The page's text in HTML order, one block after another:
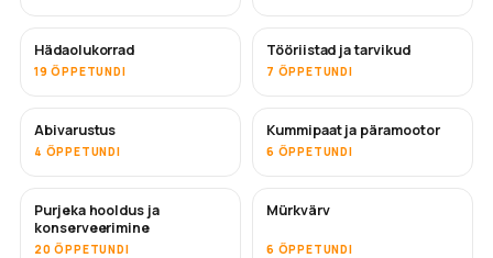
Hädaolukorrad
19 ÕPPETUNDI
Tööriistad ja tarvikud
7 ÕPPETUNDI
Abivarustus
4 ÕPPETUNDI
Kummipaat ja päramootor
6 ÕPPETUNDI
Purjeka hooldus ja
konserveerimine
20 ÕPPETUNDI
TULEMAS
Mürkvärv
6 ÕPPETUNDI